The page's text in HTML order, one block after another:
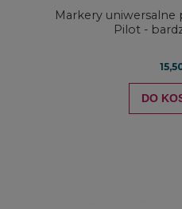
Markery
Pilot -
DO